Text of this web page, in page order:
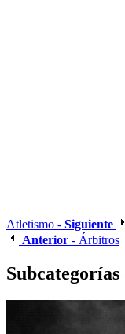
Atletismo - Siguiente
Anterior - Árbitros